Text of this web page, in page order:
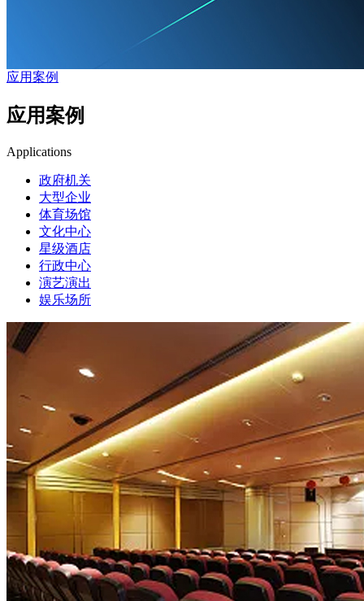
应用案例
应用案例
Applications
政府机关
大型企业
体育场馆
文化中心
星级酒店
行政中心
演艺演出
娱乐场所